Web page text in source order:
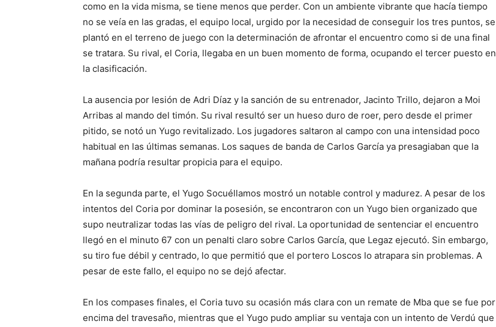
como en la vida misma, se tiene menos que perder. Con un ambiente vibrante que hacía tiempo
no se veía en las gradas, el equipo local, urgido por la necesidad de conseguir los tres puntos, se
plantó en el terreno de juego con la determinación de afrontar el encuentro como si de una final
se tratara. Su rival, el Coria, llegaba en un buen momento de forma, ocupando el tercer puesto en
la clasificación.
La ausencia por lesión de Adri Díaz y la sanción de su entrenador, Jacinto Trillo, dejaron a Moi
Arribas al mando del timón. Su rival resultó ser un hueso duro de roer, pero desde el primer
pitido, se notó un Yugo revitalizado. Los jugadores saltaron al campo con una intensidad poco
habitual en las últimas semanas. Los saques de banda de Carlos García ya presagiaban que la
mañana podría resultar propicia para el equipo.
En la segunda parte, el Yugo Socuéllamos mostró un notable control y madurez. A pesar de los
intentos del Coria por dominar la posesión, se encontraron con un Yugo bien organizado que
supo neutralizar todas las vías de peligro del rival. La oportunidad de sentenciar el encuentro
llegó en el minuto 67 con un penalti claro sobre Carlos García, que Legaz ejecutó. Sin embargo,
su tiro fue débil y centrado, lo que permitió que el portero Loscos lo atrapara sin problemas. A
pesar de este fallo, el equipo no se dejó afectar.
En los compases finales, el Coria tuvo su ocasión más clara con un remate de Mba que se fue por
encima del travesaño, mientras que el Yugo pudo ampliar su ventaja con un intento de Verdú que